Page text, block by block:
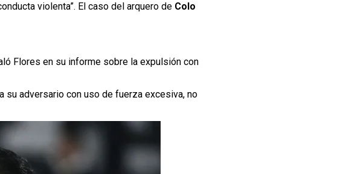
violenta”. El caso del arquero de Colo
Flores en su informe sobre la expulsión con
su adversario con uso de fuerza excesiva, no